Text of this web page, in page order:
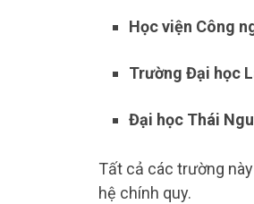
Học viện Công
Trường Đại học
Đại học Thái
Tất cả các trường
hệ chính quy.​